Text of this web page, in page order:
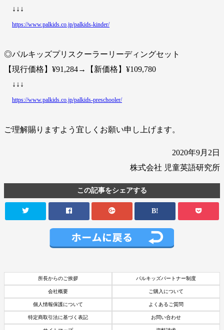
↓↓↓
https://www.palkids.co.jp/palkids-kinder/
◎パルキッズプリスクーラーリーディングセット
【現行価格】¥91,284→【新価格】¥109,780
↓↓↓
https://www.palkids.co.jp/palkids-preschooler/
ご理解賜りますよう宜しくお願い申し上げます。
2020年9月2日
株式会社 児童英語研究所
この記事をシェアする
B!
所長からのご挨拶 パルキッズパートナー制度
会社概要 ご購入について
個人情報保護について よくあるご質問
特定商取引法に基づく表記 お問い合わせ